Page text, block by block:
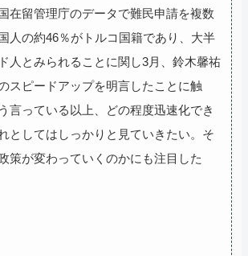
在留管理庁のデータで難民申請を複数
人の約46％がトルコ国籍であり、大半
人とみられることに関し3月、鈴木馨祐
スピードアップを明言したことに触
言っている以上、どの程度迅速化でき
としてはしっかりと見ていきたい。そ
策が変わっていくのかにも注目した